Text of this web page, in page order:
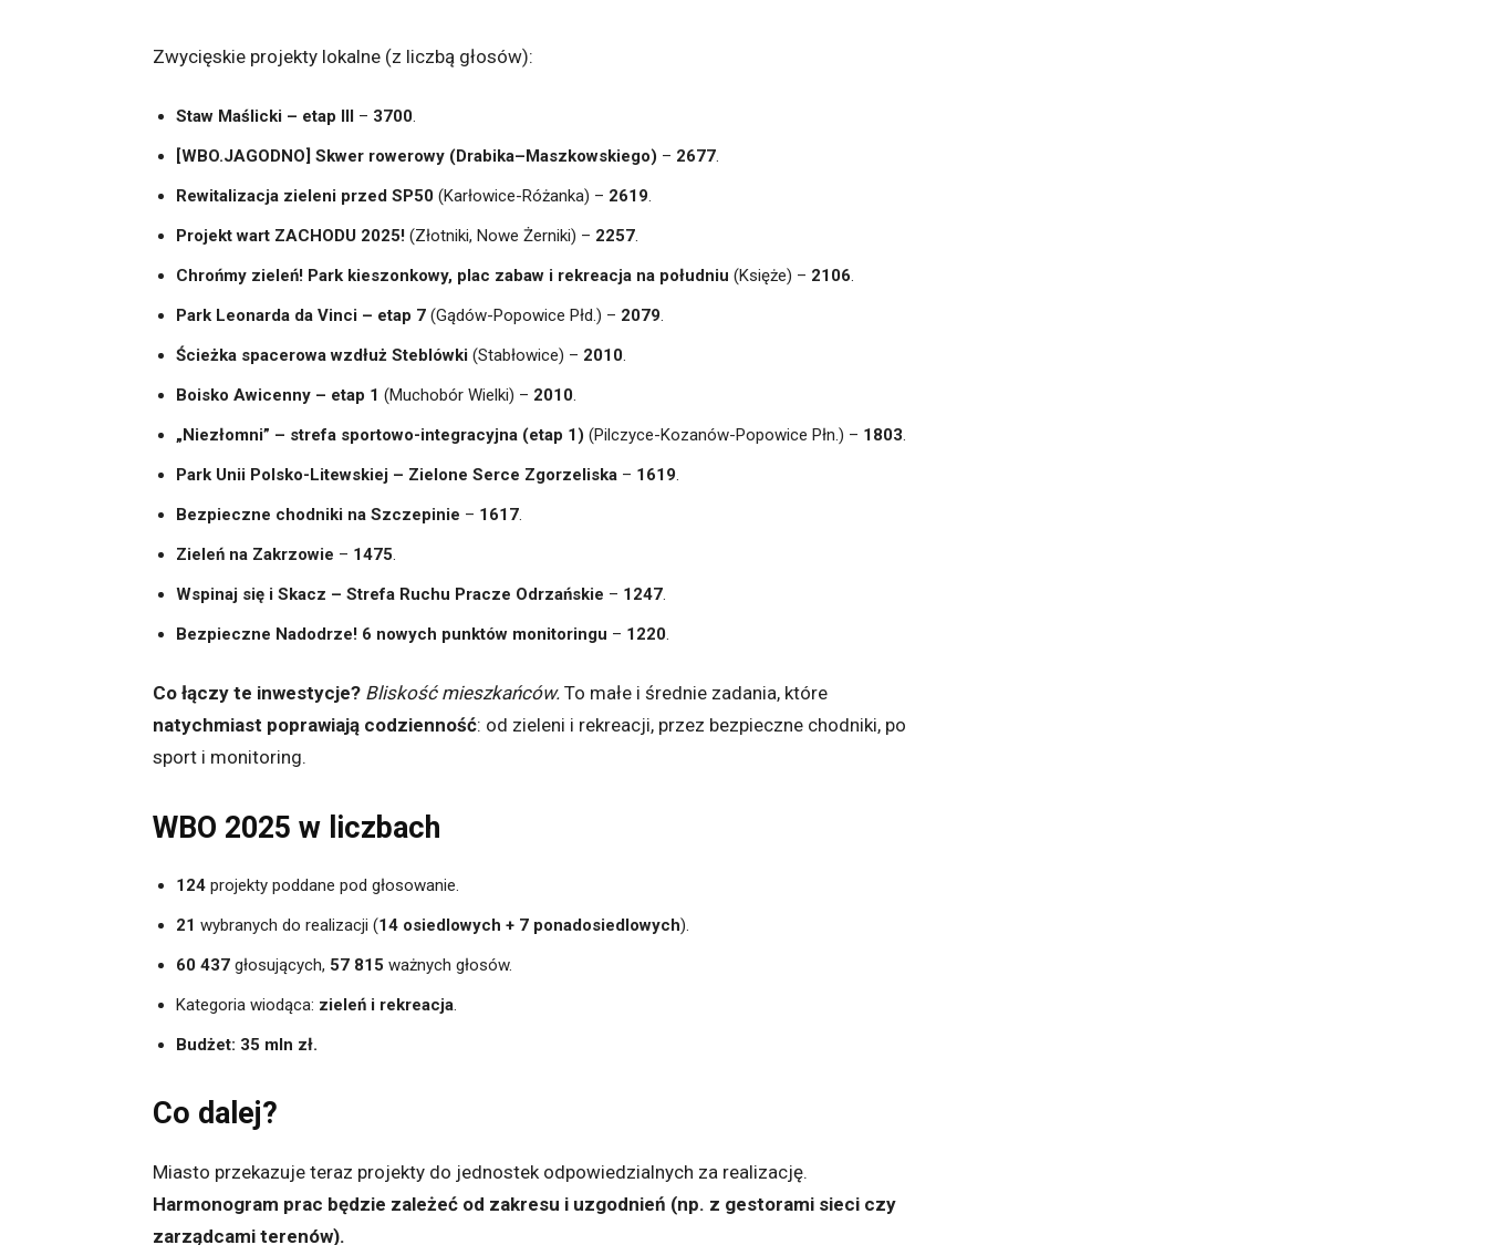
Zwycięskie projekty lokalne (z liczbą głosów):
Staw Maślicki – etap III – 3700.
[WBO.JAGODNO] Skwer rowerowy (Drabika–Maszkowskiego) – 2677.
Rewitalizacja zieleni przed SP50 (Karłowice-Różanka) – 2619.
Projekt wart ZACHODU 2025! (Złotniki, Nowe Żerniki) – 2257.
Chrońmy zieleń! Park kieszonkowy, plac zabaw i rekreacja na południu (Księże) – 2106.
Park Leonarda da Vinci – etap 7 (Gądów-Popowice Płd.) – 2079.
Ścieżka spacerowa wzdłuż Steblówki (Stabłowice) – 2010.
Boisko Awicenny – etap 1 (Muchobór Wielki) – 2010.
„Niezłomni” – strefa sportowo-integracyjna (etap 1) (Pilczyce-Kozanów-Popowice Płn.) – 1803.
Park Unii Polsko-Litewskiej – Zielone Serce Zgorzeliska – 1619.
Bezpieczne chodniki na Szczepinie – 1617.
Zieleń na Zakrzowie – 1475.
Wspinaj się i Skacz – Strefa Ruchu Pracze Odrzańskie – 1247.
Bezpieczne Nadodrze! 6 nowych punktów monitoringu – 1220.
Co łączy te inwestycje? Bliskość mieszkańców. To małe i średnie zadania, które
natychmiast poprawiają codzienność: od zieleni i rekreacji, przez bezpieczne chodniki, po
sport i monitoring.
WBO 2025 w liczbach
124 projekty poddane pod głosowanie.
21 wybranych do realizacji (14 osiedlowych + 7 ponadosiedlowych).
60 437 głosujących, 57 815 ważnych głosów.
Kategoria wiodąca: zieleń i rekreacja.
Budżet: 35 mln zł.
Co dalej?
Miasto przekazuje teraz projekty do jednostek odpowiedzialnych za realizację.
Harmonogram prac będzie zależeć od zakresu i uzgodnień (np. z gestorami sieci czy
zarządcami terenów).